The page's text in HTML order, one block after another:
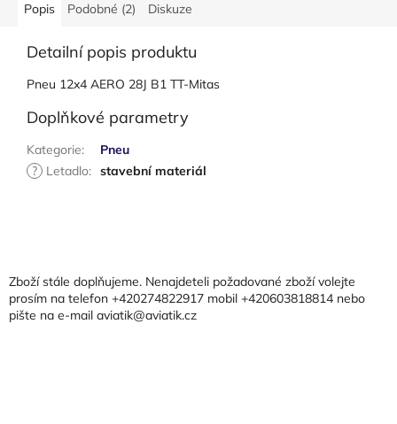
Popis Podobné (2) Diskuze
Detailní popis produktu
Pneu 12x4 AERO 28J B1 TT-Mitas
Doplňkové parametry
Kategorie:
Pneu
?
Letadlo: stavební materiál
aZboží stále doplňujeme. Nenajdeteli požadované zboží volejte
prosím na telefon +420274822917 mobil +420603818814 nebo
pište na e-mail aviatik@aviatik.cz